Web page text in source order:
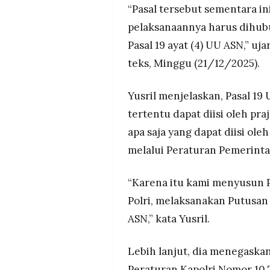
“Pasal tersebut sementara
pelaksanaannya harus
Pasal 19 ayat (4) UU ASN,”
teks, Minggu (21/12/2025).
Yusril menjelaskan, Pasal 19
tertentu dapat diisi oleh
apa saja yang dapat diisi
melalui Peraturan
“Karena itu kami menyusun
Polri, melaksanakan
ASN,” kata Yusril.
Lebih lanjut, dia